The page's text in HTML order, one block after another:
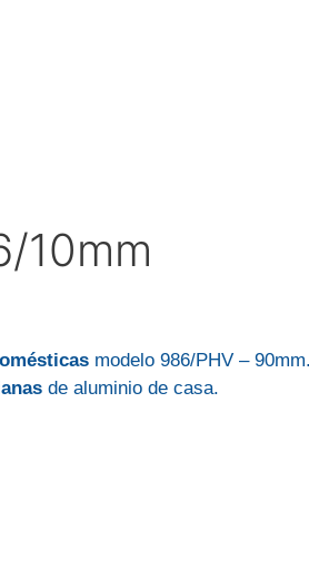
10mm
modelo 986/PHV –
de aluminio de casa.